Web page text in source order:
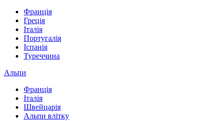
Франція
Греція
Італія
Португалія
Іспанія
Туреччина
Альпи
Франція
Італія
Швейцарія
Альпи влітку